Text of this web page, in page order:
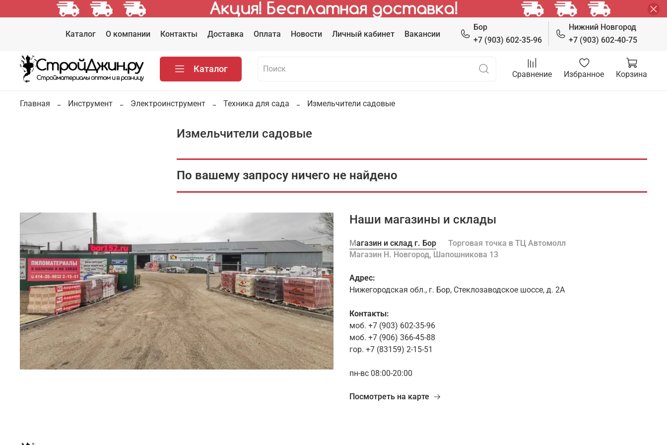
Каталог О компании Контакты Доставка Оплата Новости Личный кабинет Вакансии
Бор
+7 (903) 602-35-96
Нижний Новгород
+7 (903) 602-40-75
Каталог
Сравнение Избранное Корзина
Главная Инструмент Электроинструмент Техника для сада Измельчители садовые
Измельчители садовые
По вашему запросу ничего не найдено
Наши магазины и склады
Магазин и склад г. Бор
Торговая точка в ТЦ Автомолл
Магазин Н. Новгород, Шапошникова 13
Адрес:
Нижегородская обл., г. Бор, Стеклозаводское шоссе, д. 2А
Контакты:
моб. +7 (903) 602-35-96
моб. +7 (906) 366-45-88
гор. +7 (83159) 2-15-51
пн-вс 08:00-20:00
Посмотреть на карте